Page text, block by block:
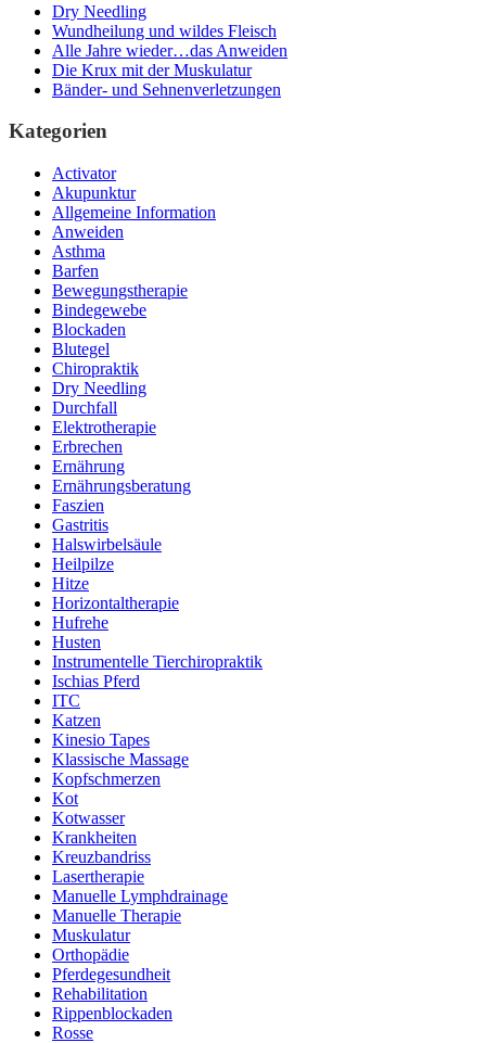
Dry Needling
Wundheilung und wildes Fleisch
Alle Jahre wieder…das Anweiden
Die Krux mit der Muskulatur
Bänder- und Sehnenverletzungen
Kategorien
Activator
Akupunktur
Allgemeine Information
Anweiden
Asthma
Barfen
Bewegungstherapie
Bindegewebe
Blockaden
Blutegel
Chiropraktik
Dry Needling
Durchfall
Elektrotherapie
Erbrechen
Ernährung
Ernährungsberatung
Faszien
Gastritis
Halswirbelsäule
Heilpilze
Hitze
Horizontaltherapie
Hufrehe
Husten
Instrumentelle Tierchiropraktik
Ischias Pferd
ITC
Katzen
Kinesio Tapes
Klassische Massage
Kopfschmerzen
Kot
Kotwasser
Krankheiten
Kreuzbandriss
Lasertherapie
Manuelle Lymphdrainage
Manuelle Therapie
Muskulatur
Orthopädie
Pferdegesundheit
Rehabilitation
Rippenblockaden
Rosse